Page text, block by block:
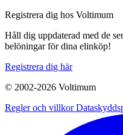
Registrera dig hos Voltimum
Håll dig uppdaterad med de
belöningar för dina elinköp!
Registrera dig här
© 2002-2026 Voltimum
Regler och villkor